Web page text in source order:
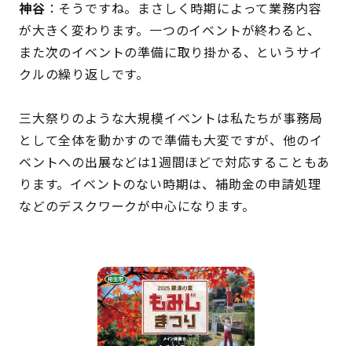
神谷 ：そうですね。まさしく時期によって業務内容
が大きく変わります。一つのイベントが終わると、
また次のイベントの準備に取り掛かる、というサイ
クルの繰り返しです。
三大祭りのような大規模イベントは私たちが事務局
として全体を動かすので準備も大変ですが、他のイ
ベントへの出展などは1週間ほどで対応することもあ
ります。イベントのない時期は、補助金の申請処理
などのデスクワークが中心になります。